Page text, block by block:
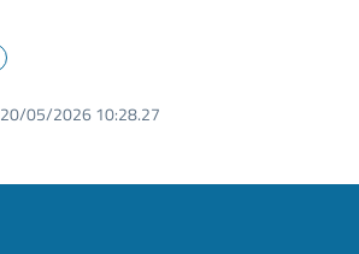
20/05/2026 10:28.27